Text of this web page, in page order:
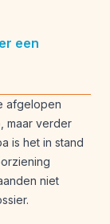
een
afgelopen
maar verder
is het in stand
niet